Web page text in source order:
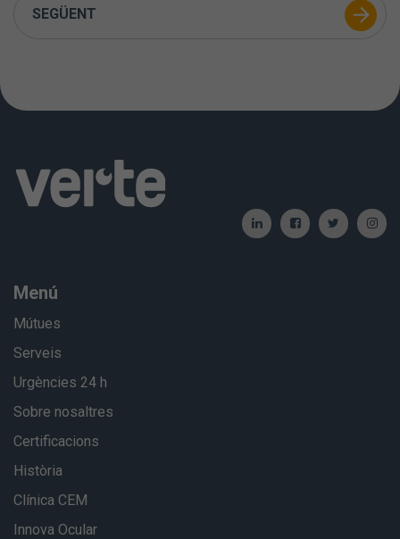
SEGÜENT
Menú
Mútues
Serveis
Urgències 24 h
Sobre nosaltres
Certificacions
Història
Clínica CEM
Innova Ocular